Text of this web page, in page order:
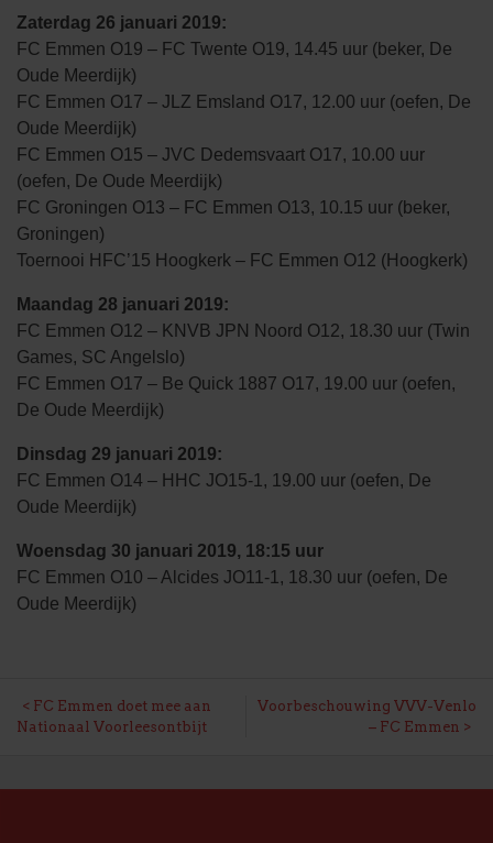
Zaterdag 26 januari 2019:
FC Emmen O19 – FC Twente O19, 14.45 uur (beker, De
Oude Meerdijk)
FC Emmen O17 – JLZ Emsland O17, 12.00 uur (oefen, De
Oude Meerdijk)
FC Emmen O15 – JVC Dedemsvaart O17, 10.00 uur
(oefen, De Oude Meerdijk)
FC Groningen O13 – FC Emmen O13, 10.15 uur (beker,
Groningen)
Toernooi HFC’15 Hoogkerk – FC Emmen O12 (Hoogkerk)
Maandag 28 januari 2019:
FC Emmen O12 – KNVB JPN Noord O12, 18.30 uur (Twin
Games, SC Angelslo)
FC Emmen O17 – Be Quick 1887 O17, 19.00 uur (oefen,
De Oude Meerdijk)
Dinsdag 29 januari 2019:
FC Emmen O14 – HHC JO15-1, 19.00 uur (oefen, De
Oude Meerdijk)
Woensdag 30 januari 2019, 18:15 uur
FC Emmen O10 – Alcides JO11-1, 18.30 uur (oefen, De
Oude Meerdijk)
BERICHT
FC Emmen doet mee aan
Nationaal Voorleesontbijt
Voorbeschouwing VVV-Venlo
– FC Emmen